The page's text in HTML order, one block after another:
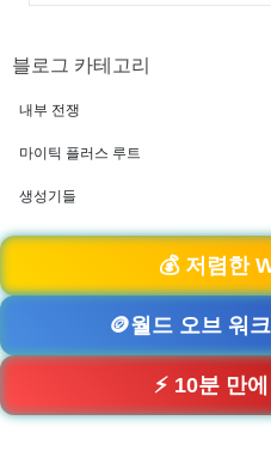
블로그 카테고리
내부 전쟁
마이틱 플러스 루트
생성기들
💰 저렴한
🪙월드 오브 워
⚡ 10분 만